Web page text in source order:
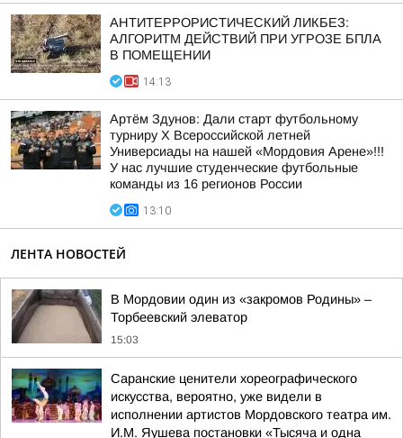
АНТИТЕРРОРИСТИЧЕСКИЙ ЛИКБЕЗ:
АЛГОРИТМ ДЕЙСТВИЙ ПРИ УГРОЗЕ БПЛА
В ПОМЕЩЕНИИ
14:13
Артём Здунов: Дали старт футбольному
турниру Х Всероссийской летней
Универсиады на нашей «Мордовия Арене»!!!
У нас лучшие студенческие футбольные
команды из 16 регионов России
13:10
ЛЕНТА НОВОСТЕЙ
В Мордовии один из «закромов Родины» –
Торбеевский элеватор
15:03
Саранские ценители хореографического
искусства, вероятно, уже видели в
исполнении артистов Мордовского театра им.
И.М. Яушева постановки «Тысяча и одна